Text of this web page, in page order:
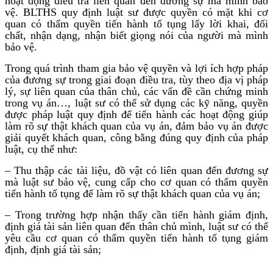
vệ. BLTHS quy định luật sư được quyền có mặt khi cơ
quan có thẩm quyền tiến hành tố tụng lấy lời khai, đối
chất, nhận dạng, nhận biết giọng nói của người mà mình
bảo vệ.
Trong quá trình tham gia bảo vệ quyền và lợi ích hợp pháp
của đương sự trong giai đoạn điều tra, tùy theo địa vị pháp
lý, sự liên quan của thân chủ, các vấn đề cần chứng minh
trong vụ án…, luật sư có thể sử dụng các kỹ năng, quyền
được pháp luật quy định để tiến hành các hoạt động giúp
làm rõ sự thật khách quan của vụ án, đảm bảo vụ án được
giải quyết khách quan, công bằng đúng quy định của pháp
luật, cụ thể như:
– Thu thập các tài liệu, đồ vật có liên quan đến đương sự
mà luật sư bảo vệ, cung cấp cho cơ quan có thẩm quyền
tiến hành tố tụng để làm rõ sự thật khách quan của vụ án;
– Trong trường hợp nhận thấy cần tiến hành giám định,
định giá tài sản liên quan đến thân chủ mình, luật sư có thể
yêu cầu cơ quan có thẩm quyền tiến hành tố tụng giám
định, định giá tài sản;